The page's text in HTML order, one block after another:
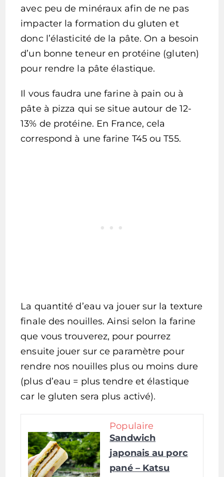
avec peu de minéraux afin de ne pas
impacter la formation du gluten et
donc l’élasticité de la pâte. On a besoin
d’un bonne teneur en protéine (gluten)
pour rendre la pâte élastique.
Il vous faudra une farine à pain ou à
pâte à pizza qui se situe autour de 12-
13% de protéine. En France, cela
correspond à une farine T45 ou T55.
La quantité d’eau va jouer sur la texture
finale des nouilles. Ainsi selon la farine
que vous trouverez, pour pourrez
ensuite jouer sur ce paramètre pour
rendre nos nouilles plus ou moins dure
(plus d’eau = plus tendre et élastique
car le gluten sera plus activé).
Populaire
Sandwich
japonais au porc
pané – Katsu